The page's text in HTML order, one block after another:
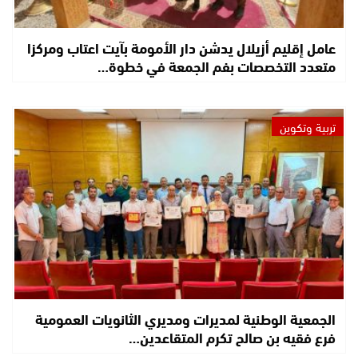
عامل إقليم أزيلال يدشن دار الأمومة بآيت اعتاب ومركزا
متعدد التخصصات بفم الجمعة في خطوة…
تربية وتكوين
الجمعية الوطنية لمديرات ومديري الثانويات العمومية
فرع فقيه بن صالح تكرم المتقاعدين…